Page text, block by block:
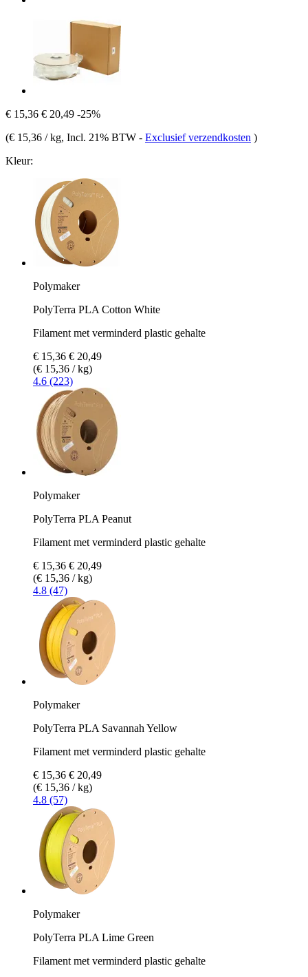
€ 15,36 € 20,49 -25%
(€ 15,36 / kg, Incl. 21% BTW - Exclusief verzendkosten )
Kleur:
Polymaker
PolyTerra PLA Cotton White
Filament met verminderd plastic gehalte
€ 15,36 € 20,49
(€ 15,36 / kg)
4.6 (223)
Polymaker
PolyTerra PLA Peanut
Filament met verminderd plastic gehalte
€ 15,36 € 20,49
(€ 15,36 / kg)
4.8 (47)
Polymaker
PolyTerra PLA Savannah Yellow
Filament met verminderd plastic gehalte
€ 15,36 € 20,49
(€ 15,36 / kg)
4.8 (57)
Polymaker
PolyTerra PLA Lime Green
Filament met verminderd plastic gehalte